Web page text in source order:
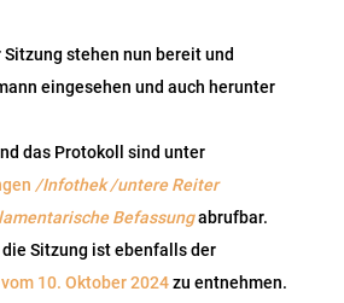
stehen nun bereit und
eingesehen und auch herunter
das Protokoll sind unter
/Infothek /untere Reiter
Befassungabrufbar.
Sitzung ist ebenfalls der
10. Oktober 2024zu entnehmen.